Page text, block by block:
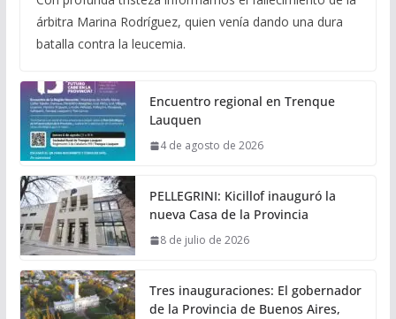
árbitra Marina Rodríguez, quien venía dando una dura
batalla contra la leucemia.
Encuentro regional en Trenque
Lauquen
4 de agosto de 2026
PELLEGRINI: Kicillof inauguró la
nueva Casa de la Provincia
8 de julio de 2026
Tres inauguraciones: El gobernador
de la Provincia de Buenos Aires,